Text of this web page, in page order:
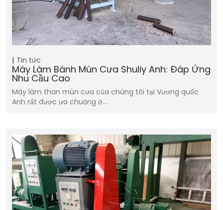
Tin tức
Máy Làm Bánh Mùn Cưa Shuliy Anh: Đáp Ứng
Nhu Cầu Cao
Máy làm than mùn cưa của chúng tôi tại Vương quốc
Anh rất được ưa chuộng ở…